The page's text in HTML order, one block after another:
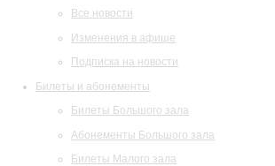
Все новости
Изменения в афише
Подписка на новости
Билеты и абонементы
Билеты Большого зала
Абонементы Большого зала
Билеты Малого зала